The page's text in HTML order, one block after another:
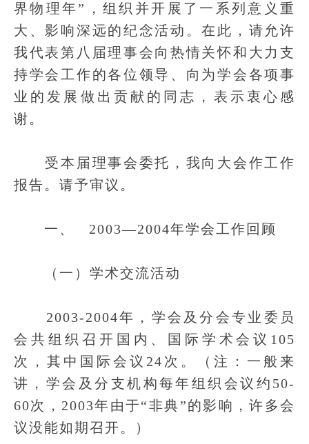
界物理年”，组织并开展了一系列意义重
大、影响深远的纪念活动。在此，请允许
我代表第八届理事会向热情关怀和大力支
持学会工作的各位领导、向为学会各项事
业的发展做出贡献的同志，表示衷心感
谢。
受本届理事会委托，我向大会作工作
报告。请予审议。
一、 2003—2004年学会工作回顾
（一）学术交流活动
2003-2004年，学会及分会专业委员
会共组织召开国内、国际学术会议105
次，其中国际会议24次。（注：一般来
讲，学会及分支机构每年组织会议约50-
60次，2003年由于“非典”的影响，许多会
议没能如期召开。）